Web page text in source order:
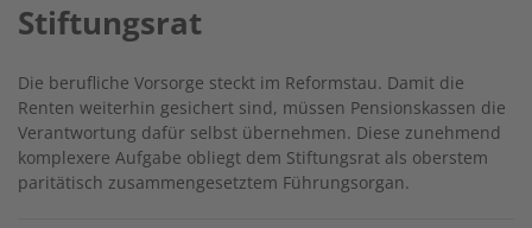
Stiftungsrat
Die berufliche Vorsorge steckt im Reformstau. Damit die
Renten weiterhin gesichert sind, müssen Pensionskassen die
Verantwortung dafür selbst übernehmen. Diese zunehmend
komplexere Aufgabe obliegt dem Stiftungsrat als oberstem
paritätisch zusammengesetztem Führungsorgan.